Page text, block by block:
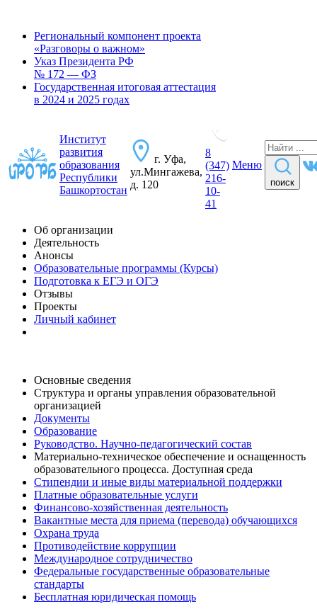
Региональный компонент проекта
«Разговоры о важном»
Указ Президента РФ
№ 172 — ФЗ
Государственная итоговая аттестация
в 2024 и 2025 годах
Институт
развития
образования
Республики
Башкортостан
г. Уфа,
ул.Мингажева,
д. 120
8
(347)
216-
10-
41
Меню
поиск
Об организации
Деятельность
Анонсы
Образовательные программы (Курсы)
Подготовка к ЕГЭ и ОГЭ
Отзывы
Проекты
Личный кабинет
Основные сведения
Структура и органы управления образовательной
организацией
Документы
Образование
Руководство. Научно-педагогический состав
Материально-техническое обеспечение и оснащенность
образовательного процесса. Доступная среда
Стипендии и иные виды материальной поддержки
Платные образовательные услуги
Финансово-хозяйственная деятельность
Вакантные места для приема (перевода) обучающихся
Охрана труда
Противодействие коррупции
Международное сотрудничество
Федеральные государственные образовательные
стандарты
Бесплатная юридическая помощь